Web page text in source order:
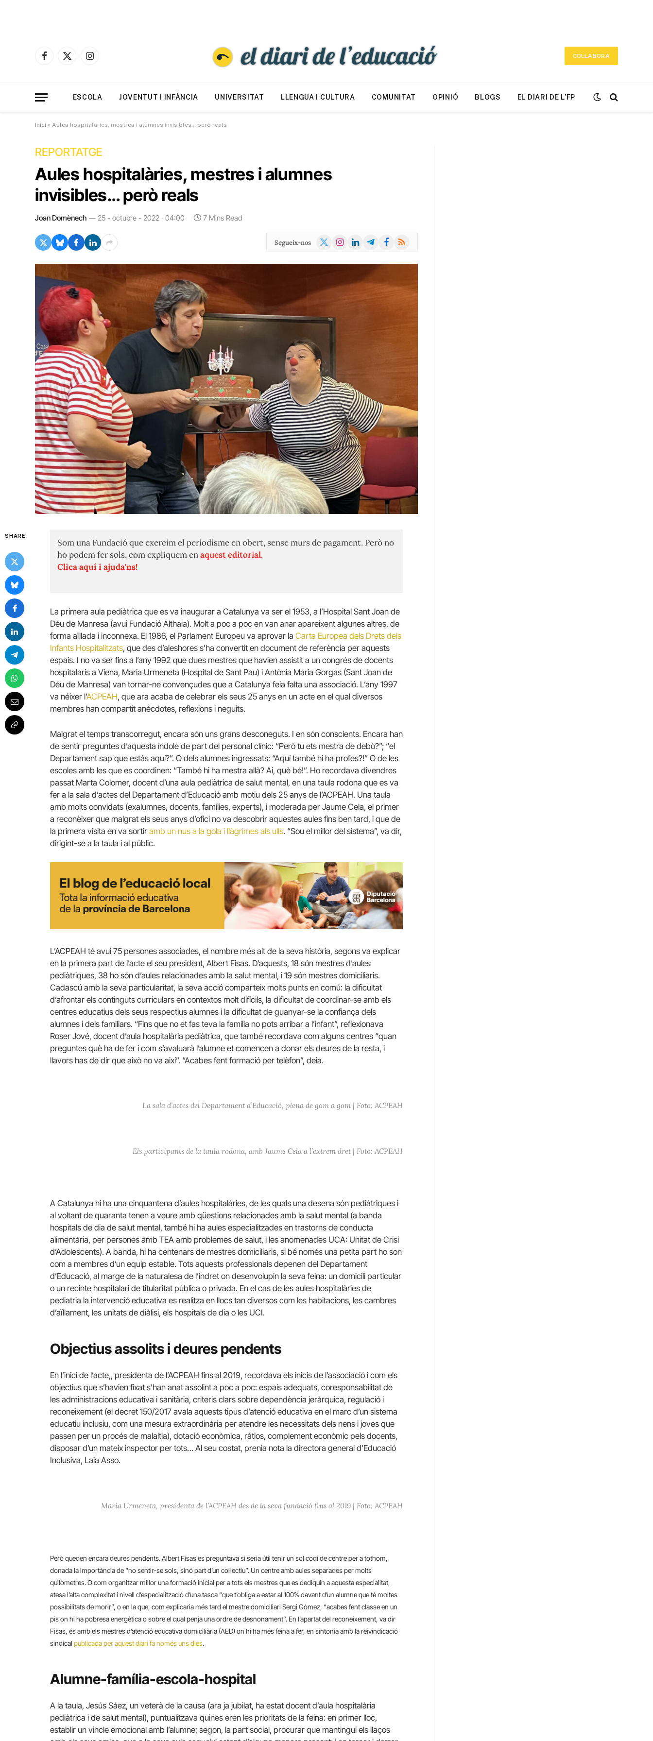
Facebook
X
Instagram
COL·LABORA
ESCOLA JOVENTUT I INFÀNCIA UNIVERSITAT LLENGUA I CULTURA COMUNITAT OPINIÓ BLOGS EL DIARI DE L’FP
Inici » Aules hospitalàries, mestres i alumnes invisibles… però reals
REPORTATGE
Aules hospitalàries, mestres i alumnes
invisibles… però reals
Joan Domènech 25 - octubre - 2022 · 04:00 7 Mins Read
Segueix-nos
X
Instagram
LinkedInTelegramFacebook
RSS
SHARE
Som una Fundació que exercim el periodisme en obert, sense murs de pagament. Però no
ho podem fer sols, com expliquem enaquest editorial.
Clica aquí i ajuda'ns!
La primera aula pediàtrica que es va inaugurar a Catalunya va ser el 1953, a l’Hospital Sant Joan de
Déu de Manresa (avui Fundació Althaia). Molt a poc a poc en van anar apareixent algunes altres, de
forma aïllada i inconnexa. El 1986, el Parlament Europeu va aprovar la Carta Europea dels Drets dels
Infants Hospitalitzats, que des d’aleshores s’ha convertit en document de referència per aquests
espais. I no va ser fins a l’any 1992 que dues mestres que havien assistit a un congrés de docents
hospitalaris a Viena, Maria Urmeneta (Hospital de Sant Pau) i Antònia Maria Gorgas (Sant Joan de
Déu de Manresa) van tornar-ne convençudes que a Catalunya feia falta una associació. L’any 1997
va néixer l’ACPEAH, que ara acaba de celebrar els seus 25 anys en un acte en el qual diversos
membres han compartit anècdotes, reflexions i neguits.
Malgrat el temps transcorregut, encara són uns grans desconeguts. I en són conscients. Encara han
de sentir preguntes d’aquesta índole de part del personal clínic: “Però tu ets mestra de debò?”; “el
Departament sap que estàs aquí?”. O dels alumnes ingressats: “Aquí també hi ha profes?!” O de les
escoles amb les que es coordinen: “També hi ha mestra allà? Ai, què bé!”. Ho recordava divendres
passat Marta Colomer, docent d’una aula pediàtrica de salut mental, en una taula rodona que es va
fer a la sala d’actes del Departament d’Educació amb motiu dels 25 anys de l’ACPEAH. Una taula
amb molts convidats (exalumnes, docents, famílies, experts), i moderada per Jaume Cela, el primer
a reconèixer que malgrat els seus anys d’ofici no va descobrir aquestes aules fins ben tard, i que de
la primera visita en va sortir amb un nus a la gola i llàgrimes als ulls. “Sou el millor del sistema”, va dir,
dirigint-se a la taula i al públic.
L’ACPEAH té avui 75 persones associades, el nombre més alt de la seva història, segons va explicar
en la primera part de l’acte el seu president, Albert Fisas. D’aquests, 18 són mestres d’aules
pediàtriques, 38 ho són d’aules relacionades amb la salut mental, i 19 són mestres domiciliaris.
Cadascú amb la seva particularitat, la seva acció comparteix molts punts en comú: la dificultat
d’afrontar els continguts curriculars en contextos molt difícils, la dificultat de coordinar-se amb els
centres educatius dels seus respectius alumnes i la dificultat de guanyar-se la confiança dels
alumnes i dels familiars. “Fins que no et fas teva la família no pots arribar a l’infant”, reflexionava
Roser Jové, docent d’aula hospitalària pediàtrica, que també recordava com alguns centres “quan
preguntes què ha de fer i com s’avaluarà l’alumne et comencen a donar els deures de la resta, i
llavors has de dir que això no va així”. “Acabes fent formació per telèfon”, deia.
La sala d’actes del Departament d’Educació, plena de gom a gom | Foto: ACPEAH
Els participants de la taula rodona, amb Jaume Cela a l’extrem dret | Foto: ACPEAH
A Catalunya hi ha una cinquantena d’aules hospitalàries, de les quals una desena són pediàtriques i
al voltant de quaranta tenen a veure amb qüestions relacionades amb la salut mental (a banda
hospitals de dia de salut mental, també hi ha aules especialitzades en trastorns de conducta
alimentària, per persones amb TEA amb problemes de salut, i les anomenades UCA: Unitat de Crisi
d’Adolescents). A banda, hi ha centenars de mestres domiciliaris, si bé només una petita part ho son
com a membres d’un equip estable. Tots aquests professionals depenen del Departament
d’Educació, al marge de la naturalesa de l’indret on desenvolupin la seva feina: un domicili particular
o un recinte hospitalari de titularitat pública o privada. En el cas de les aules hospitalàries de
pediatria la intervenció educativa es realitza en llocs tan diversos com les habitacions, les cambres
d’aïllament, les unitats de diàlisi, els hospitals de dia o les UCI.
Objectius assolits i deures pendents
En l’inici de l’acte,, presidenta de l’ACPEAH fins al 2019, recordava els inicis de l’associació i com els
objectius que s’havien fixat s’han anat assolint a poc a poc: espais adequats, coresponsabilitat de
les administracions educativa i sanitària, criteris clars sobre dependència jeràrquica, regulació i
reconeixement (el decret 150/2017 avala aquests tipus d’atenció educativa en el marc d’un sistema
educatiu inclusiu, com una mesura extraordinària per atendre les necessitats dels nens i joves que
passen per un procés de malaltia), dotació econòmica, ràtios, complement econòmic pels docents,
disposar d’un mateix inspector per tots… Al seu costat, prenia nota la directora general d’Educació
Inclusiva, Laia Asso.
Maria Urmeneta, presidenta de l’ACPEAH des de la seva fundació fins al 2019 | Foto: ACPEAH
Però queden encara deures pendents. Albert Fisas es preguntava si seria útil tenir un sol codi de centre per a tothom,
donada la importància de “no sentir-se sols, sinó part d’un col·lectiu”. Un centre amb aules separades per molts
quilòmetres. O com organitzar millor una formació inicial per a tots els mestres que es dediquin a aquesta especialitat,
atesa l’alta complexitat i nivell d’especialització d’una tasca “que t’obliga a estar al 100% davant d’un alumne que té moltes
possibilitats de morir”, o en la que, com explicaria més tard el mestre domiciliari Sergi Gómez, “acabes fent classe en un
pis on hi ha pobresa energètica o sobre el qual penja una ordre de desnonament”. En l’apartat del reconeixement, va dir
Fisas, és amb els mestres d’atenció educativa domiciliària (AED) on hi ha més feina a fer, en sintonia amb la reivindicació
sindical publicada per aquest diari fa només uns dies.
Alumne-família-escola-hospital
A la taula, Jesús Sáez, un veterà de la causa (ara ja jubilat, ha estat docent d’aula hospitalària
pediàtrica i de salut mental), puntualitzava quines eren les prioritats de la feina: en primer lloc,
establir un vincle emocional amb l’alumne; segon, la part social, procurar que mantingui els llaços